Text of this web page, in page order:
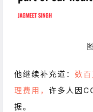
他继续补充道： 数
理费用， 许多人因
据。